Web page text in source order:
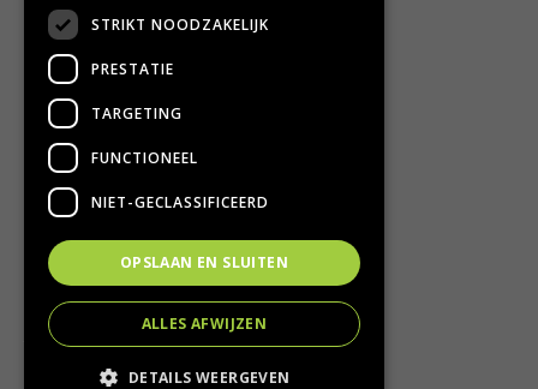
Bezorgen en afhalen
Retourbeleid
Algemene voorwaarden
Privacy Policy
Privacy statement
CONTACT
Groencentrum Hoogeveen
Nijstad 11
7909 HS Hoogeveen
0528-251380
info@groencentrumhoogeveen.nl
STRIKT NOODZAKELIJK
PRESTATIE
TARGETING
FUNCTIONEEL
NIET-GECLASSIFICEERD
OPSLAAN EN SLUITEN
ALLES AFWIJZEN
DETAILS WEERGEVEN